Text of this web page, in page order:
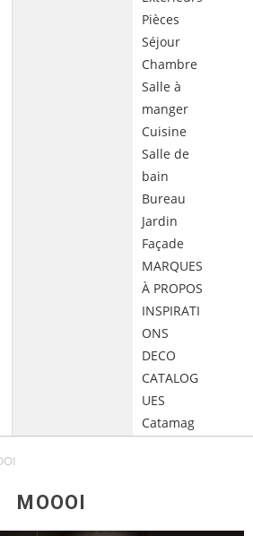
Pièces
Séjour
Chambre
Salle à
manger
Cuisine
Salle de
bain
Bureau
Jardin
Façade
MARQUES
À PROPOS
INSPIRATI
ONS
DECO
CATALOG
UES
Catamag
MOOOI